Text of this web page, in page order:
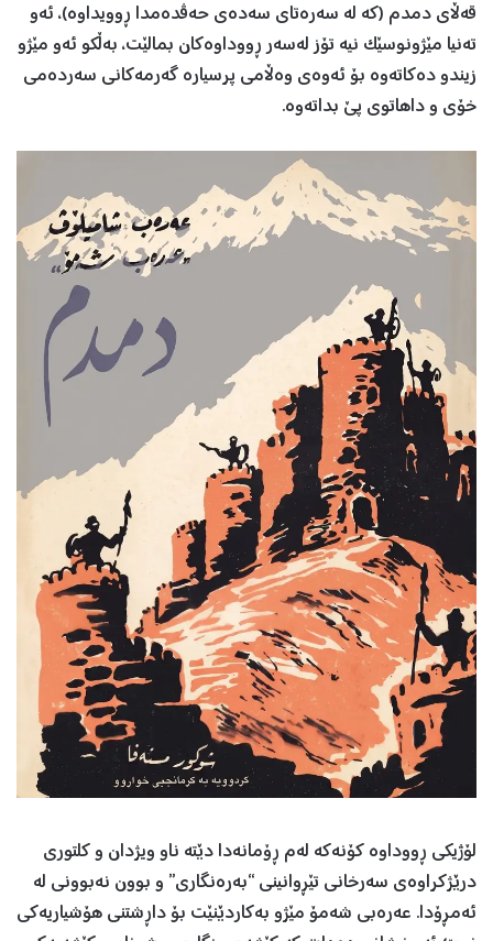
قەڵای دمدم (کە لە سەرەتای سەدەی حەڤدەمدا ڕوویداوە)، ئەو
تەنیا مێژونوسێک نیە تۆز لەسەر ڕووداوەکان بمالێت، بەڵکو ئەو مێژو
زیندو دەکاتەوە بۆ ئەوەی وەڵامی پرسیارە گەرمەکانی سەردەمی
خۆی و داهاتوی پێ بداتەوە.
لۆژیکی ڕووداوە کۆنەکە لەم ڕۆمانەدا دێتە ناو ویژدان و کلتوری
درێژکراوەی سەرخانی تێڕوانینی “بەرەنگاری” و بوون نەبوونی لە
ئەمڕۆدا. عەرەبی شەمۆ مێژو بەکاردێنێت بۆ داڕشتنی هۆشیاریەکی